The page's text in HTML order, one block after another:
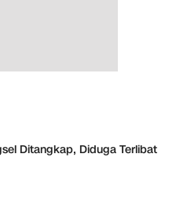
Ditangkap, Diduga Terlibat